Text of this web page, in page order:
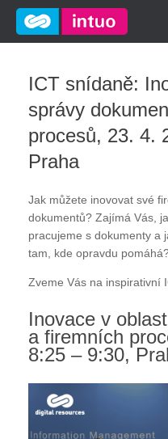
ICT snídaně:
správy
procesů, 23. 4.
Praha
Jak můžete inovovat své
dokumentů? Zajímá Vás,
pracujeme s dokumenty a
tam, kde opravdu
Zveme Vás na inspirativní
Inovace v
a firemních
8:25 – 9:30,